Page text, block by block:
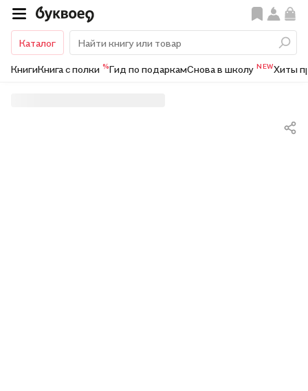
Каталог
КнигиКнига с полки %Гид по подаркамСнова в школу NEWХиты